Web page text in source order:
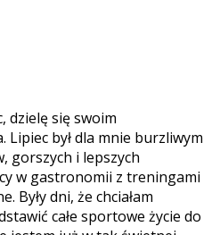
dzielę się swoim
Lipiec był dla mnie burzliwym
gorszych i lepszych
w gastronomii z treningami
Były dni, że chciałam
całe sportowe życie do